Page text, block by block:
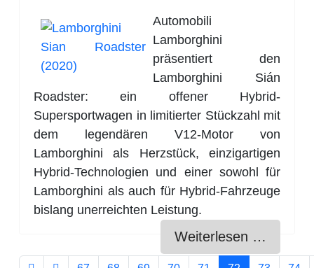
Automobili
Lamborghini
präsentiert den
Lamborghini Sián
Roadster: ein offener Hybrid-
Supersportwagen in limitierter Stückzahl mit
dem legendären V12-Motor von
Lamborghini als Herzstück, einzigartigen
Hybrid-Technologien und einer sowohl für
Lamborghini als auch für Hybrid-Fahrzeuge
bislang unerreichten Leistung.
Weiterlesen …